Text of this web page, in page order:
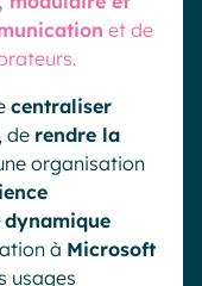
et de
centraliser
de rendre la
organisation
dynamique
à Microsoft
usages